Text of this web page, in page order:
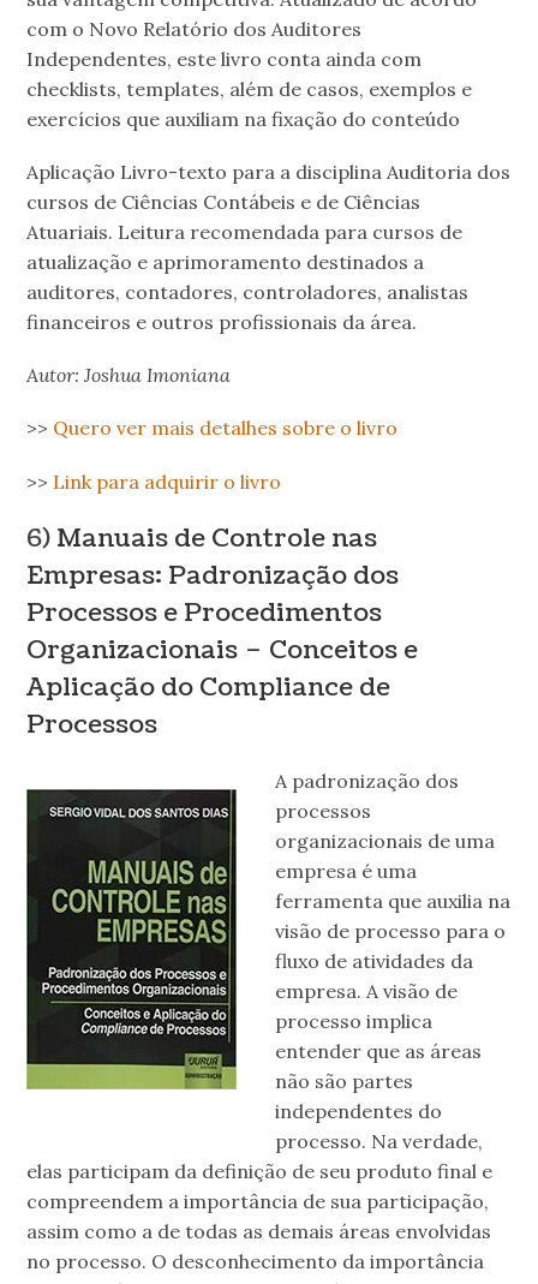
com o Novo Relatório dos Auditores
Independentes, este livro conta ainda com
checklists, templates, além de casos, exemplos e
exercícios que auxiliam na fixação do conteúdo
Aplicação Livro-texto para a disciplina Auditoria dos
cursos de Ciências Contábeis e de Ciências
Atuariais. Leitura recomendada para cursos de
atualização e aprimoramento destinados a
auditores, contadores, controladores, analistas
financeiros e outros profissionais da área.
Autor: Joshua Imoniana
>> Quero ver mais detalhes sobre o livro
>> Link para adquirir o livro
6) Manuais de Controle nas
Empresas: Padronização dos
Processos e Procedimentos
Organizacionais – Conceitos e
Aplicação do Compliance de
Processos
A padronização dos
processos
organizacionais de uma
empresa é uma
ferramenta que auxilia na
visão de processo para o
fluxo de atividades da
empresa. A visão de
processo implica
entender que as áreas
não são partes
independentes do
processo. Na verdade,
elas participam da definição de seu produto final e
compreendem a importância de sua participação,
assim como a de todas as demais áreas envolvidas
no processo. O desconhecimento da importância